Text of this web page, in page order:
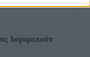
λογομαχούν